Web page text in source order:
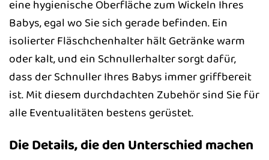
eine hygienische Oberfläche zum Wickeln Ihres
Babys, egal wo Sie sich gerade befinden. Ein
isolierter Fläschchenhalter hält Getränke warm
oder kalt, und ein Schnullerhalter sorgt dafür,
dass der Schnuller Ihres Babys immer griffbereit
ist. Mit diesem durchdachten Zubehör sind Sie für
alle Eventualitäten bestens gerüstet.
Die Details, die den Unterschied machen